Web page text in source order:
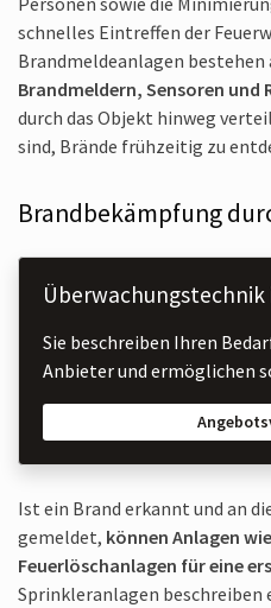
schnelles Eintreffen der
Brandmelde­anlagen bestehen
Brandmeldern, Sensoren und
durch das Objekt hinweg
sind, Brände frühzeitig zu
Brandbekämpfung
Überwachungstechnik
Sie beschreiben Ihren
Anbieter und ermöglichen
Ist ein Brand erkannt und an
gemeldet, können Anlagen
Feuerlösch­anlagen für eine
Sprinkler­anlagen beschreiben